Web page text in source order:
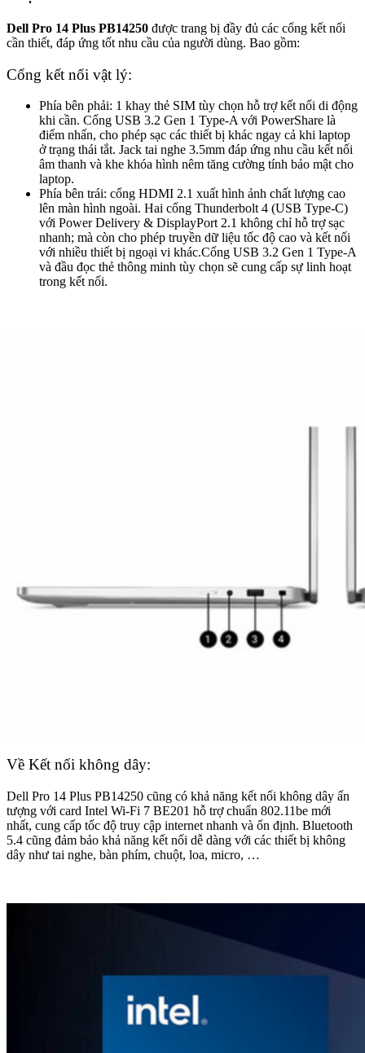
Dell Pro 14 Plus PB14250 được trang bị đầy đủ các cổng kết nối
cần thiết, đáp ứng tốt nhu cầu của người dùng. Bao gồm:
Cổng kết nối vật lý:
Phía bên phải: 1 khay thẻ SIM tùy chọn hỗ trợ kết nối di động
khi cần. Cổng USB 3.2 Gen 1 Type-A với PowerShare là
điểm nhấn, cho phép sạc các thiết bị khác ngay cả khi laptop
ở trạng thái tắt. Jack tai nghe 3.5mm đáp ứng nhu cầu kết nối
âm thanh và khe khóa hình nêm tăng cường tính bảo mật cho
laptop.
Phía bên trái: cổng HDMI 2.1 xuất hình ảnh chất lượng cao
lên màn hình ngoài. Hai cổng Thunderbolt 4 (USB Type-C)
với Power Delivery & DisplayPort 2.1 không chỉ hỗ trợ sạc
nhanh; mà còn cho phép truyền dữ liệu tốc độ cao và kết nối
với nhiều thiết bị ngoại vi khác.Cổng USB 3.2 Gen 1 Type-A
và đầu đọc thẻ thông minh tùy chọn sẽ cung cấp sự linh hoạt
trong kết nối.
Về Kết nối không dây:
Dell Pro 14 Plus PB14250 cũng có khả năng kết nối không dây ấn
tượng với card Intel Wi-Fi 7 BE201 hỗ trợ chuẩn 802.11be mới
nhất, cung cấp tốc độ truy cập internet nhanh và ổn định. Bluetooth
5.4 cũng đảm bảo khả năng kết nối dễ dàng với các thiết bị không
dây như tai nghe, bàn phím, chuột, loa, micro, …